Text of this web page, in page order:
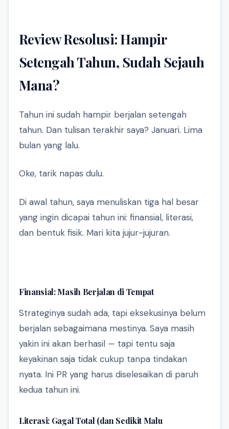
Review Resolusi: Hampir
Setengah Tahun, Sudah Sejauh
Mana?
Tahun ini sudah hampir berjalan setengah
tahun. Dan tulisan terakhir saya? Januari. Lima
bulan yang lalu.
Oke, tarik napas dulu.
Di awal tahun, saya menuliskan tiga hal besar
yang ingin dicapai tahun ini: finansial, literasi,
dan bentuk fisik. Mari kita jujur-jujuran.
Finansial: Masih Berjalan di Tempat
Strateginya sudah ada, tapi eksekusinya belum
berjalan sebagaimana mestinya. Saya masih
yakin ini akan berhasil — tapi tentu saja
keyakinan saja tidak cukup tanpa tindakan
nyata. Ini PR yang harus diselesaikan di paruh
kedua tahun ini.
Literasi: Gagal Total (dan Sedikit Malu